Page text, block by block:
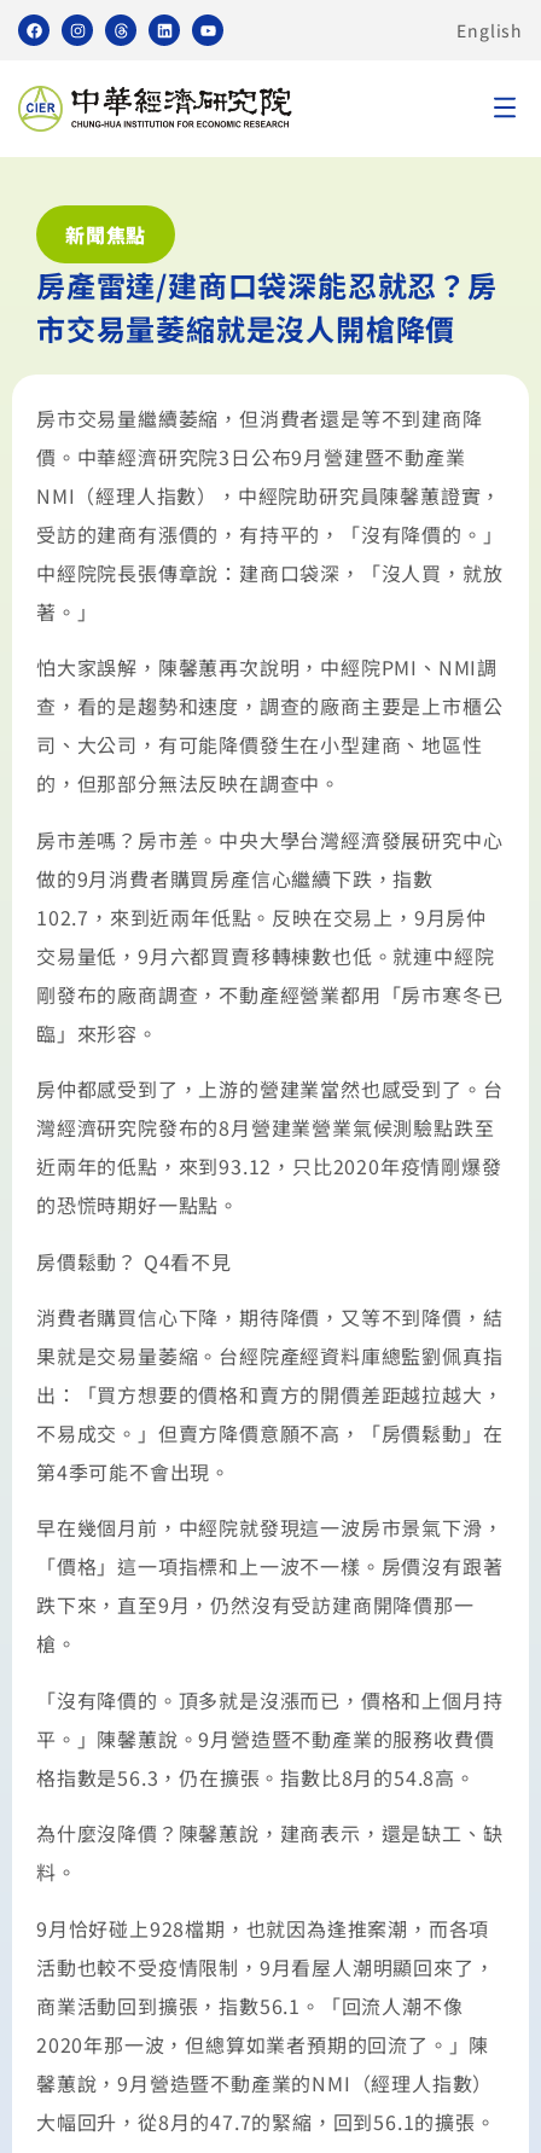
English
新聞焦點
房產雷達/建商口袋深能忍就忍？房
市交易量萎縮就是沒人開槍降價
房市交易量繼續萎縮，但消費者還是等不到建商降
價。中華經濟研究院3日公布9月營建暨不動產業
NMI（經理人指數），中經院助研究員陳馨蕙證實，
受訪的建商有漲價的，有持平的，「沒有降價的。」
中經院院長張傳章說：建商口袋深，「沒人買，就放
著。」
怕大家誤解，陳馨蕙再次說明，中經院PMI、NMI調
查，看的是趨勢和速度，調查的廠商主要是上市櫃公
司、大公司，有可能降價發生在小型建商、地區性
的，但那部分無法反映在調查中。
房市差嗎？房市差。中央大學台灣經濟發展研究中心
做的9月消費者購買房產信心繼續下跌，指數
102.7，來到近兩年低點。反映在交易上，9月房仲
交易量低，9月六都買賣移轉棟數也低。就連中經院
剛發布的廠商調查，不動產經營業都用「房市寒冬已
臨」來形容。
房仲都感受到了，上游的營建業當然也感受到了。台
灣經濟研究院發布的8月營建業營業氣候測驗點跌至
近兩年的低點，來到93.12，只比2020年疫情剛爆發
的恐慌時期好一點點。
房價鬆動？ Q4看不見
消費者購買信心下降，期待降價，又等不到降價，結
果就是交易量萎縮。台經院產經資料庫總監劉佩真指
出：「買方想要的價格和賣方的開價差距越拉越大，
不易成交。」但賣方降價意願不高，「房價鬆動」在
第4季可能不會出現。
早在幾個月前，中經院就發現這一波房市景氣下滑，
「價格」這一項指標和上一波不一樣。房價沒有跟著
跌下來，直至9月，仍然沒有受訪建商開降價那一
槍。
「沒有降價的。頂多就是沒漲而已，價格和上個月持
平。」陳馨蕙說。9月營造暨不動產業的服務收費價
格指數是56.3，仍在擴張。指數比8月的54.8高。
為什麼沒降價？陳馨蕙說，建商表示，還是缺工、缺
料。
9月恰好碰上928檔期，也就因為逢推案潮，而各項
活動也較不受疫情限制，9月看屋人潮明顯回來了，
商業活動回到擴張，指數56.1。「回流人潮不像
2020年那一波，但總算如業者預期的回流了。」陳
馨蕙說，9月營造暨不動產業的NMI（經理人指數）
大幅回升，從8月的47.7的緊縮，回到56.1的擴張。